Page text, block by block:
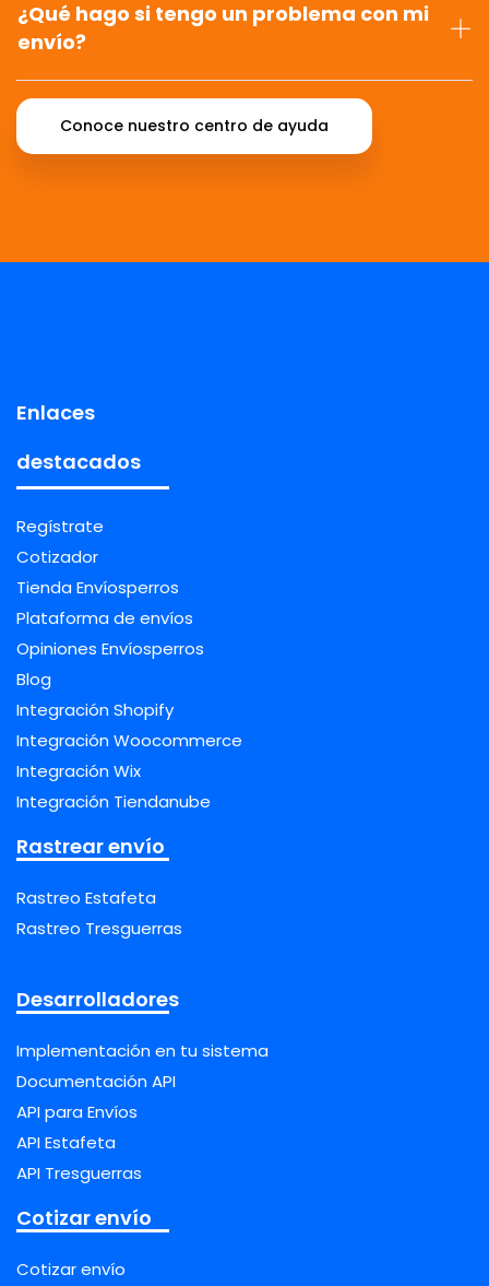
¿Qué hago si tengo un problema con mi
envío?
Conoce nuestro centro de ayuda
Enlaces
destacados
Regístrate
Cotizador
Tienda Envíosperros
Plataforma de envíos
Opiniones Envíosperros
Blog
Integración Shopify
Integración Woocommerce
Integración Wix
Integración Tiendanube
Rastrear envío
Rastreo Estafeta
Rastreo Tresguerras
Desarrolladores
Implementación en tu sistema
Documentación API
API para Envíos
API Estafeta
API Tresguerras
Cotizar envío
Cotizar envío